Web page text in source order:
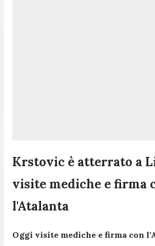
Krstovic è atterrato a
visite mediche e firma
l'Atalanta
Oggi visite mediche e firma con